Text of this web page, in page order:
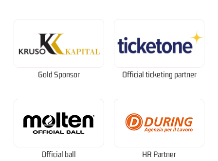
Gold Sponsor Official ticketing partner
Official ball HR Partner